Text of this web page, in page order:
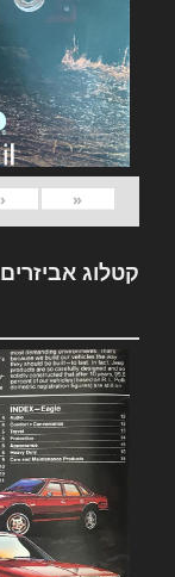
«
‹
קטלוג אביזרים Jeep 1984